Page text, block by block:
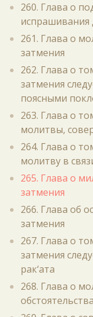
260. Глава о
испрашивания
261. Глава о
затмения
262. Глава о
затмения
поясными
263. Глава о
молитвы,
264. Глава о
молитву в
265. Глава о
затмения
266. Глава об
затмения
267. Глава о
затмения
рак‘ата
268. Глава о